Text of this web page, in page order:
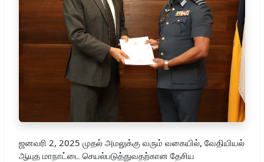
ஜனவரி 2, 2025 முதல் அமலுக்கு வரும் வகையில், வேதியியல்
ஆயுத மாநாட்டை செயல்படுத்துவதற்கான தேசிய